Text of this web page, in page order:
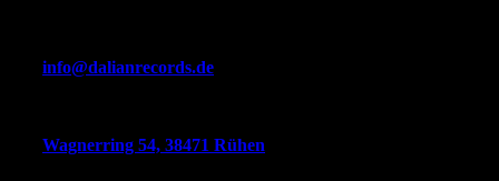
info@dalianrecords.de
Wagnerring 54, 38471 Rühen